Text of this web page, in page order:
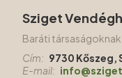
Sziget
Baráti
Cím: 9730 Kőszeg,
E-mail: